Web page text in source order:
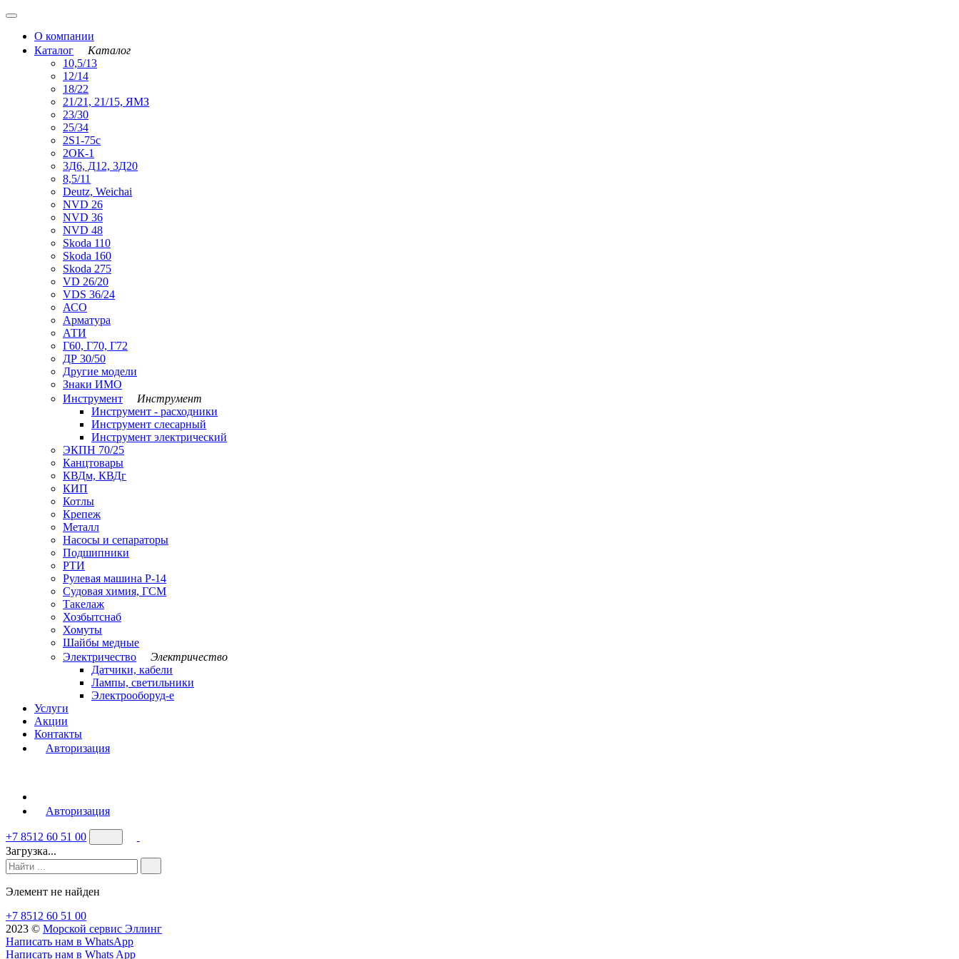
О компании
Каталог
Каталог
10,5/13
12/14
18/22
21/21, 21/15, ЯМЗ
23/30
25/34
2S1-75с
2ОК-1
3Д6, Д12, 3Д20
8,5/11
Deutz, Weichai
NVD 26
NVD 36
NVD 48
Skoda 110
Skoda 160
Skoda 275
VD 26/20
VDS 36/24
АСО
Арматура
АТИ
Г60, Г70, Г72
ДР 30/50
Другие модели
Знаки ИМО
Инструмент
Инструмент
Инструмент - расходники
Инструмент слесарный
Инструмент электрический
ЭКПН 70/25
Канцтовары
КВДм, КВДг
КИП
Котлы
Крепеж
Металл
Насосы и сепараторы
Подшипники
РТИ
Рулевая машина Р-14
Судовая химия, ГСМ
Такелаж
Хозбытснаб
Хомуты
Шайбы медные
Электричество
Электричество
Датчики, кабели
Лампы, светильники
Электрооборуд-е
Услуги
Акции
Контакты
Авторизация
Авторизация
+7 8512 60 51 00
Загрузка...
Элемент не найден
+7 8512 60 51 00
2023 ©️ Морской сервис Эллинг
Написать нам в WhatsApp
Написать нам в Whats App